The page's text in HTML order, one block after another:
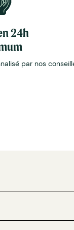
24h
par nos